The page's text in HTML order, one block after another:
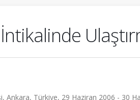
Ankara, Türkiye, 29 Haziran 2006 - 30